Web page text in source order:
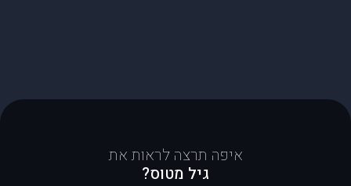
איפה תרצה לראות את
גיל מטוס?